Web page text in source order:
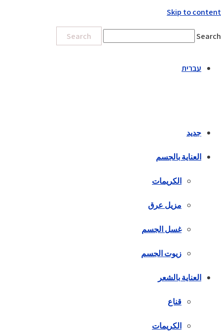
Skip to content
Search
Search
עברית
جديد
العناية بالجسم
الكريمات
مزيل عرق
غسل الجسم
زيوت الجسم
العناية بالشعر
قناع
الكريمات